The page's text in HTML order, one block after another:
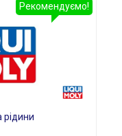
рідини
Рекомендуємо!